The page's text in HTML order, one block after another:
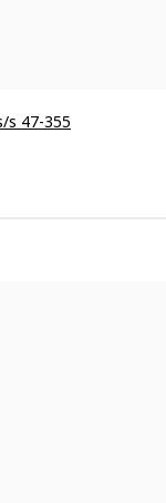
s 47-355